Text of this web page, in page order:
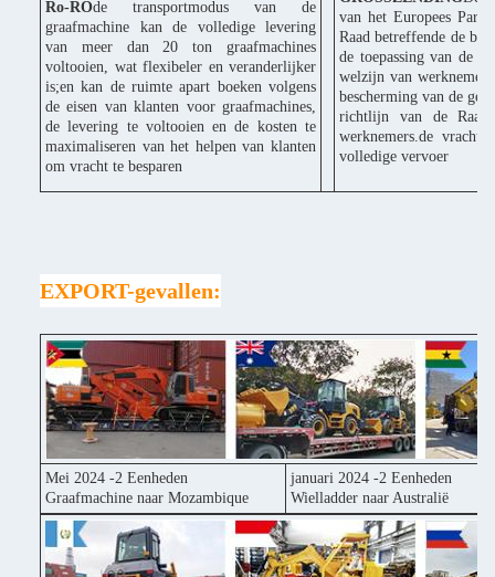
Ro-ROde transportmodus van de
graafmachine kan de volledige levering
van meer dan 20 ton graafmachines
voltooien, wat flexibeler en veranderlijker
is;en kan de ruimte apart boeken volgens
de eisen van klanten voor graafmachines,
de levering te voltooien en de kosten te
maximaliseren van het helpen van klanten
om vracht te besparen
van het Europees
Raad betreffende de
de toepassing van de
welzijn van
bescherming van de
richtlijn van de Raad
werknemers.de
volledige vervoer
EXPORT-gevallen:
Mei 2024 -2 Eenheden
Graafmachine naar Mozambique
januari 2024 -2 Eenheden
Wielladder naar Australië